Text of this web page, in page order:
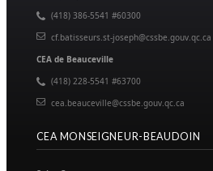
(418) 386-5541 #60300
cf.batisseurs.st-joseph@cssbe.gouv.qc.ca
CEA de Beauceville
(418) 228-5541 #63700
cea.beauceville@cssbe.gouv.qc.ca
CEA MONSEIGNEUR-BEAUDOIN